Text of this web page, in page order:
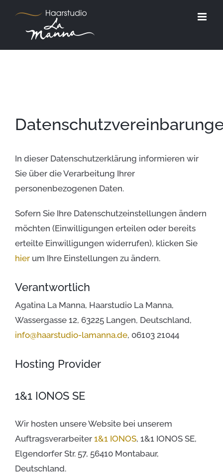
springen
In dieser Datenschutzerklärung informieren wir
Sie über die Verarbeitung Ihrer
personenbezogenen Daten.
Sofern Sie Ihre Datenschutzeinstellungen ändern
möchten (Einwilligungen erteilen oder bereits
erteilte Einwilligungen widerrufen), klicken Sie
hier um Ihre Einstellungen zu ändern.
Verantwortlich
Agatina La Manna, Haarstudio La Manna,
Wassergasse 12, 63225 Langen, Deutschland,
info@haarstudio-lamanna.de, 06103 21044
Hosting Provider
1&1 IONOS SE
Wir hosten unsere Website bei unserem
Auftragsverarbeiter 1&1 IONOS, 1&1 IONOS SE,
Elgendorfer Str. 57, 56410 Montabaur,
Deutschland.